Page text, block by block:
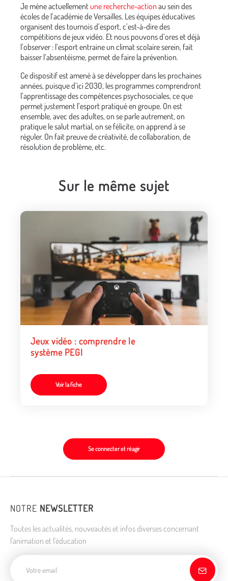
Je mène actuellement une recherche-action au sein des
écoles de l’académie de Versailles. Les équipes éducatives
organisent des tournois d’esport, c’est-à-dire des
compétitions de jeux vidéo. Et nous pouvons d’ores et déjà
l’observer : l’esport entraine un climat scolaire serein, fait
baisser l’absentéisme, permet de faire la prévention.
Ce dispositif est amené à se développer dans les prochaines
années, puisque d’ici 2030, les programmes comprendront
l’apprentissage des compétences psychosociales, ce que
permet justement l’esport pratiqué en groupe. On est
ensemble, avec des adultes, on se parle autrement, on
pratique le salut martial, on se félicite, on apprend à se
réguler. On fait preuve de créativité, de collaboration, de
résolution de problème, etc.
Sur le même sujet
Jeux vidéo : comprendre le
système PEGI
Voir la fiche
Se connecter et réagir
NOTRE NEWSLETTER
Toutes les actualités, nouveautés et infos diverses concernant
l'animation et l'éducation